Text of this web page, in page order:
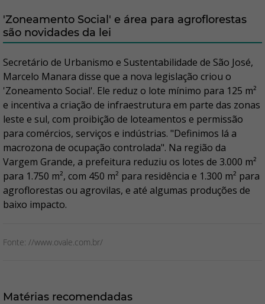
'Zoneamento Social' e área para agroflorestas
são novidades da lei
Secretário de Urbanismo e Sustentabilidade de São José,
Marcelo Manara disse que a nova legislação criou o
'Zoneamento Social'. Ele reduz o lote mínimo para 125 m²
e incentiva a criação de infraestrutura em parte das zonas
leste e sul, com proibição de loteamentos e permissão
para comércios, serviços e indústrias. "Definimos lá a
macrozona de ocupação controlada". Na região da
Vargem Grande, a prefeitura reduziu os lotes de 3.000 m²
para 1.750 m², com 450 m² para residência e 1.300 m² para
agroflorestas ou agrovilas, e até algumas produções de
baixo impacto.
Fonte: //www.ovale.com.br/
Matérias recomendadas